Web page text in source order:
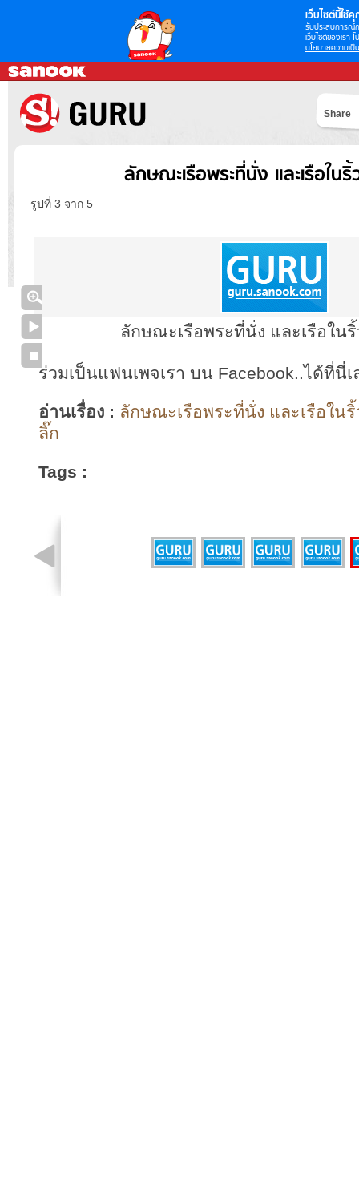
เว็บไซต์นี้ใช้คุ
รับประสบการณ์
เว็บไซต์ของเรา
นโยบายความเป็
Share
ลักษณะเรือพระที่นั่ง และเรือใน
รูปที่ 3 จาก 5
ลักษณะเรือพระที่นั่ง และเรือใน
ร่วมเป็นแฟนเพจเรา บน Facebook..ได้ที่นี่เ
อ่านเรื่อง : ลักษณะเรือพระที่นั่ง และเรือใน
ลิ๊ก
Tags :